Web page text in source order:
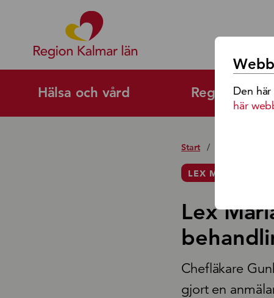
Hälsa och vård Regional
Start / Lex Maria-
LEX MARIA 2025-
Lex
Chefläkare
gjort en
Den
här